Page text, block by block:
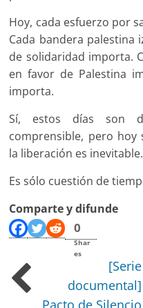
Hoy, cada esfuerzo por
Cada bandera palestina
de solidaridad importa.
en favor de Palestina
importa.
Sí, estos días son
comprensible, pero hoy
la liberación es inevitable.
Es sólo cuestión de
Comparte y difunde
0
Shar
es
[Serie
documental]
Pacto de Silencio